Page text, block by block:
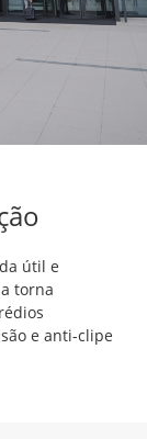
útil e
torna
e anti-clipe